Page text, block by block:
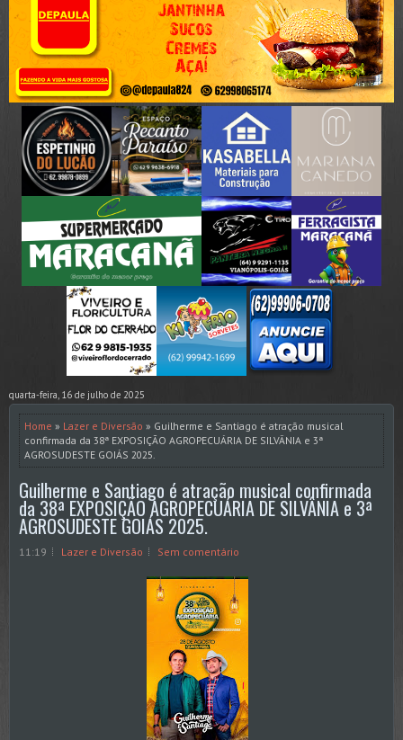
quarta-feira, 16 de julho de 2025
Home » Lazer e Diversão » Guilherme e Santiago é atração musical
confirmada da 38ª EXPOSIÇÃO AGROPECUÁRIA DE SILVÂNIA e 3ª
AGROSUDESTE GOIÁS 2025.
Guilherme e Santiago é atração musical confirmada
da 38ª EXPOSIÇÃO AGROPECUÁRIA DE SILVÂNIA e 3ª
AGROSUDESTE GOIÁS 2025.
11:19 Lazer e Diversão Sem comentário